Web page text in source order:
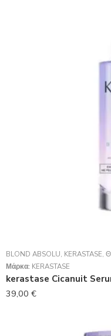
BLOND ABSOLU, KERASTASE,
Μάρκα: KERASTASE
kerastase Cicanuit
39,00 €